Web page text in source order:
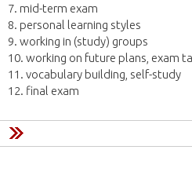
7. mid-term exam
8. personal learning styles
9. working in (study) groups
10. working on future plans, exam
11. vocabulary building, self-study
12. final exam